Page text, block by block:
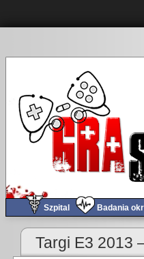
Szpital Badania
Targi E3 2013